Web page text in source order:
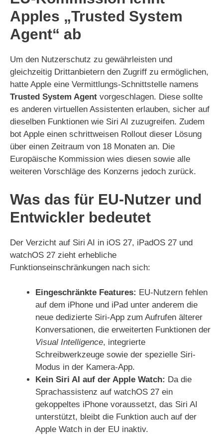
Apples „Trusted System
Agent“ ab
Um den Nutzerschutz zu gewährleisten und
gleichzeitig Drittanbietern den Zugriff zu ermöglichen,
hatte Apple eine Vermittlungs-Schnittstelle namens
Trusted System Agent vorgeschlagen. Diese sollte
es anderen virtuellen Assistenten erlauben, sicher auf
dieselben Funktionen wie Siri AI zuzugreifen. Zudem
bot Apple einen schrittweisen Rollout dieser Lösung
über einen Zeitraum von 18 Monaten an. Die
Europäische Kommission wies diesen sowie alle
weiteren Vorschläge des Konzerns jedoch zurück.
Was das für EU-Nutzer und
Entwickler bedeutet
Der Verzicht auf Siri AI in iOS 27, iPadOS 27 und
watchOS 27 zieht erhebliche
Funktionseinschränkungen nach sich:
Eingeschränkte Features: EU-Nutzern fehlen
auf dem iPhone und iPad unter anderem die
neue dedizierte Siri-App zum Aufrufen älterer
Konversationen, die erweiterten Funktionen der
Visual Intelligence, integrierte
Schreibwerkzeuge sowie der spezielle Siri-
Modus in der Kamera-App.
Kein Siri AI auf der Apple Watch: Da die
Sprachassistenz auf watchOS 27 ein
gekoppeltes iPhone voraussetzt, das Siri AI
unterstützt, bleibt die Funktion auch auf der
Apple Watch in der EU inaktiv.